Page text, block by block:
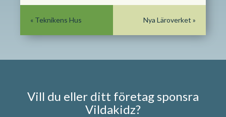
Nya Läroverket »
« Teknikens Hus
Vill du eller ditt företag sponsra
Vildakidz?